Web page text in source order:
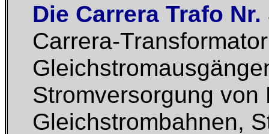
Die Carrera Trafo Nr.
Carrera-
Stromversorgung von
Gleichstrombahnen,